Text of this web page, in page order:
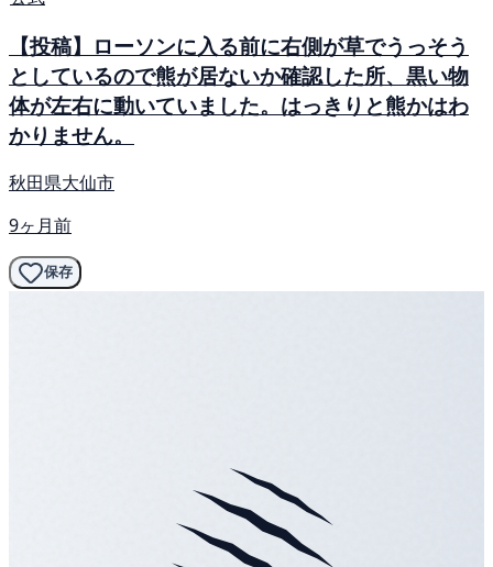
【投稿】ローソンに入る前に右側が草でうっそう
としているので熊が居ないか確認した所、黒い物
体が左右に動いていました。はっきりと熊かはわ
かりません。
秋田県大仙市
9ヶ月前
保存